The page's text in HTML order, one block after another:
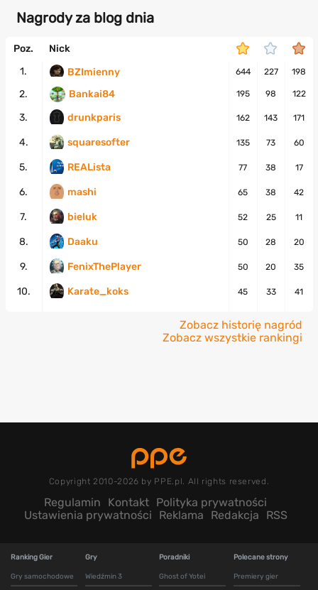
Nagrody za blog dnia
Poz.
Nick
1.
BZImienny 644 227 198
2. Bankai84 195 98 122
3. drunkparis 162 143 171
4. squaresofter 135 73 60
5. REALista 77 38 17
6. mashi 65 38 42
7. bieluk 52 25 11
8. Daaku 50 28 20
9. FenixThePlayer 50 20 35
10. Karate_koks 45 33 41
Zobacz historię nagród
Zobacz wszystkie rankingi
Copyright 2010-2026 by PPE.pl. All rights reserved.
Regulamin Kontakt Polityka prywatności
Ustawienia prywatności
Reklama Redakcja RSS
Ranking Gier
Gry samochodowe
Gry
Wiedźmin 3
Poradniki
Ghost of Yotei
Polecane strony
Premiery gier